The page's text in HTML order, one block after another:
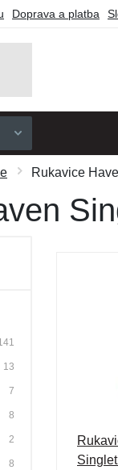
Doprava a platba
Rukavice
13
7
8
2
8